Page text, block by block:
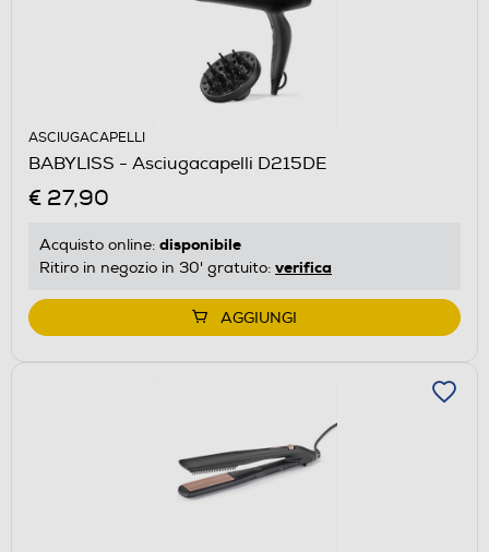
ASCIUGACAPELLI
BABYLISS - Asciugacapelli D215DE
€ 27,90
Acquisto online: disponibile
Ritiro in negozio in 30' gratuito: verifica
AGGIUNGI